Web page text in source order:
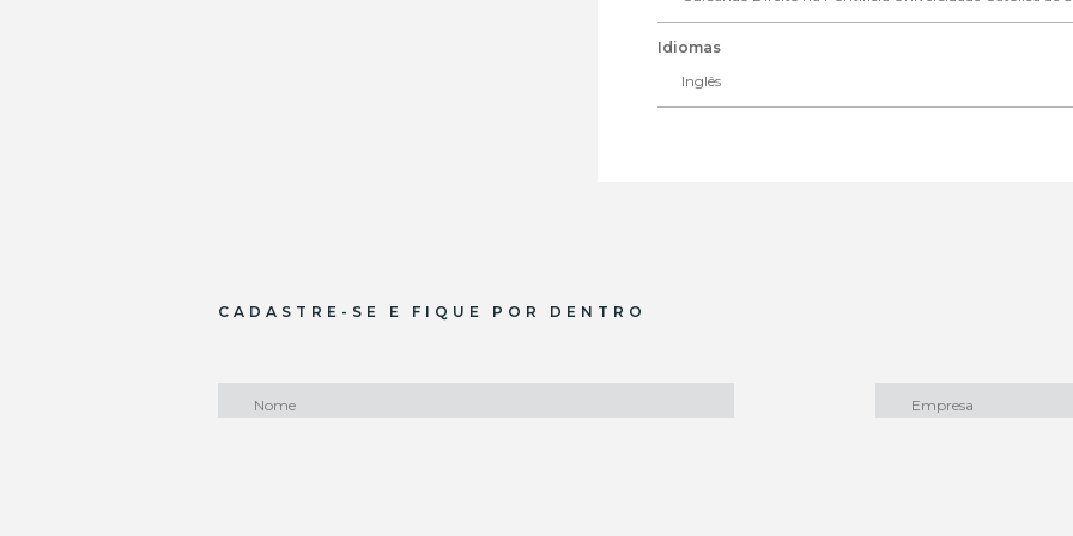
Idiomas
Inglês
CADASTRE-SE E FIQUE POR DENTRO